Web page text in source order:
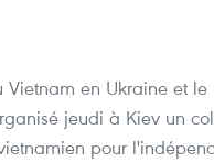
en Ukraine et le
jeudi à Kiev un
pour